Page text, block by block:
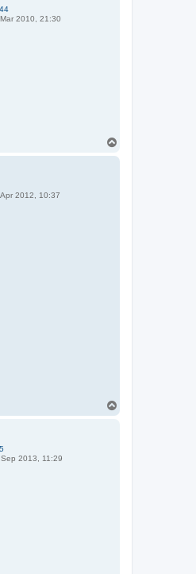
2010, 21:30
2012, 10:37
2013, 11:29